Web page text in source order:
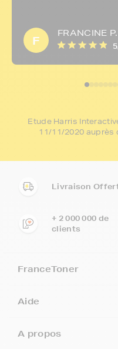
F
FRANCINE P.
Etude Harris
11/11/2020 auprès
Livraison
+ 2 000 000 de
clients
FranceToner
Aide
A propos